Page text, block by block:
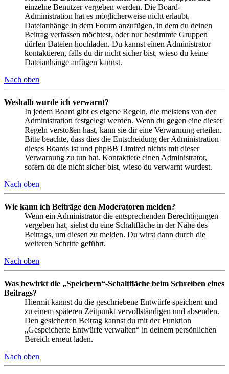
einzelne Benutzer vergeben werden. Die Board-
Administration hat es möglicherweise nicht erlaubt,
Dateianhänge in dem Forum anzufügen, in dem du deinen
Beitrag verfassen möchtest, oder nur bestimmte Gruppen
dürfen Dateien hochladen. Du kannst einen Administrator
kontaktieren, falls du dir nicht sicher bist, wieso du keine
Dateianhänge anfügen kannst.
Nach oben
Weshalb wurde ich verwarnt?
In jedem Board gibt es eigene Regeln, die meistens von der
Administration festgelegt werden. Wenn du gegen eine dieser
Regeln verstoßen hast, kann sie dir eine Verwarnung erteilen.
Bitte beachte, dass dies die Entscheidung der Administration
dieses Boards ist und phpBB Limited nichts mit dieser
Verwarnung zu tun hat. Kontaktiere einen Administrator,
sofern du die nicht sicher bist, wieso du verwarnt wurdest.
Nach oben
Wie kann ich Beiträge den Moderatoren melden?
Wenn ein Administrator die entsprechenden Berechtigungen
vergeben hat, siehst du eine Schaltfläche in der Nähe des
Beitrags, um diesen zu melden. Du wirst dann durch die
weiteren Schritte geführt.
Nach oben
Was bewirkt die „Speichern“-Schaltfläche beim Schreiben eines
Beitrags?
Hiermit kannst du die geschriebene Entwürfe speichern und
zu einem späteren Zeitpunkt vervollständigen und absenden.
Den gesicherten Beitrag kannst du mit der Funktion
„Gespeicherte Entwürfe verwalten“ in deinem persönlichen
Bereich erneut laden.
Nach oben